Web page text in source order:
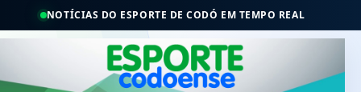
NOTÍCIAS DO ESPORTE DE CODÓ EM TEMPO REAL